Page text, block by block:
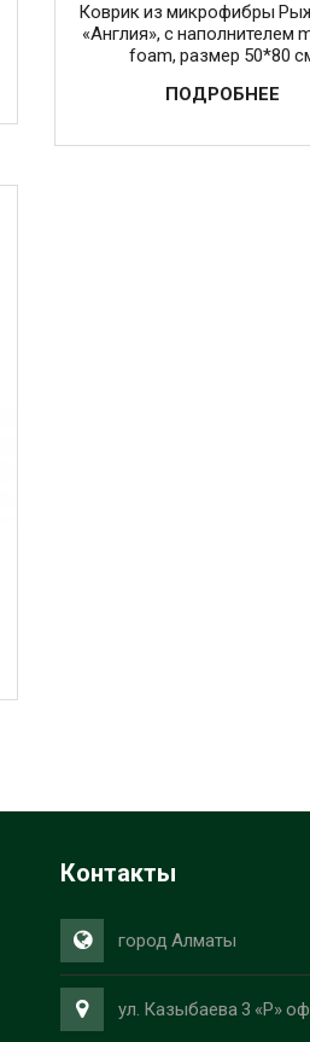
Коврик из микрофибры
«Англия», с наполнителем
foam, размер 50*80
ПОДРОБНЕЕ
Контакты
город Алматы
ул. Казыбаева 3 «Р»